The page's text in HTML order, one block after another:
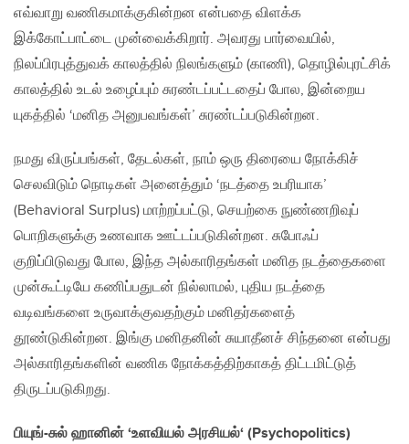
எவ்வாறு வணிகமாக்குகின்றன என்பதை விளக்க
இக்கோட்பாட்டை முன்வைக்கிறார். அவரது பார்வையில்,
நிலப்பிரபுத்துவக் காலத்தில் நிலங்களும் (காணி), தொழில்புரட்சிக்
காலத்தில் உடல் உழைப்பும் சுரண்டப்பட்டதைப் போல, இன்றைய
யுகத்தில் ‘மனித அனுபவங்கள்’ சுரண்டப்படுகின்றன.
நமது விருப்பங்கள், தேடல்கள், நாம் ஒரு திரையை நோக்கிச்
செலவிடும் நொடிகள் அனைத்தும் ‘நடத்தை உபரியாக’
(Behavioral Surplus) மாற்றப்பட்டு, செயற்கை நுண்ணறிவுப்
பொறிகளுக்கு உணவாக ஊட்டப்படுகின்றன. சுபோஃப்
குறிப்பிடுவது போல, இந்த அல்காரிதங்கள் மனித நடத்தைகளை
முன்கூட்டியே கணிப்பதுடன் நில்லாமல், புதிய நடத்தை
வடிவங்களை உருவாக்குவதற்கும் மனிதர்களைத்
தூண்டுகின்றன. இங்கு மனிதனின் சுயாதீனச் சிந்தனை என்பது
அல்காரிதங்களின் வணிக நோக்கத்திற்காகத் திட்டமிட்டுத்
திருடப்படுகிறது.
பியுங்-சுல் ஹானின் ‘உளவியல் அரசியல்‘ (Psychopolitics)